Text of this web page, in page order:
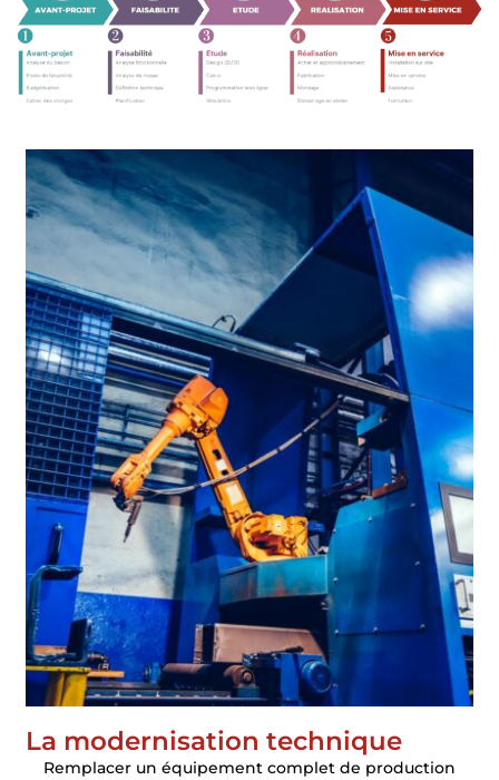
La modernisation technique
Remplacer un équipement complet de production